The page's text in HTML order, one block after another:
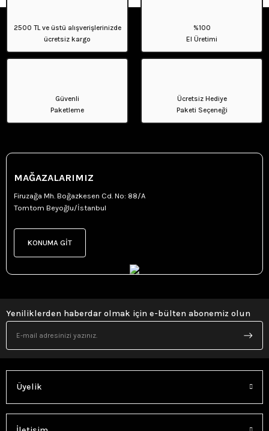
2500 TL ve üstü alışverişlerinizde
ücretsiz kargo
%100
El Üretimi
Güvenli
Paketleme
Ücretsiz Hediye
Paketi Seçeneği
MAĞAZALARIMIZ
Firuzağa Mh. Boğazkesen Cd. No: 88/A
Tomtom Beyoğlu/İstanbul
KONUMA GİT
Yeniliklerden haberdar olmak için e-bülten abonemiz olun
Üyelik